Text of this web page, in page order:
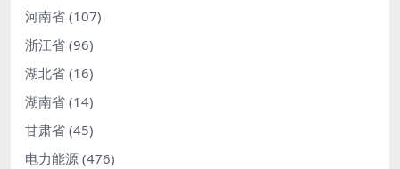
河南省 (107)
浙江省 (96)
湖北省 (16)
湖南省 (14)
甘肃省 (45)
电力能源 (476)